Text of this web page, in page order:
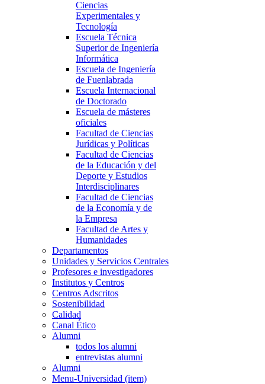
Ciencias
Experimentales y
Tecnología
Escuela Técnica
Superior de Ingeniería
Informática
Escuela de Ingeniería
de Fuenlabrada
Escuela Internacional
de Doctorado
Escuela de másteres
oficiales
Facultad de Ciencias
Jurídicas y Políticas
Facultad de Ciencias
de la Educación y del
Deporte y Estudios
Interdisciplinares
Facultad de Ciencias
de la Economía y de
la Empresa
Facultad de Artes y
Humanidades
Departamentos
Unidades y Servicios Centrales
Profesores e investigadores
Institutos y Centros
Centros Adscritos
Sostenibilidad
Calidad
Canal Ético
Alumni
todos los alumni
entrevistas alumni
Alumni
Menu-Universidad (item)